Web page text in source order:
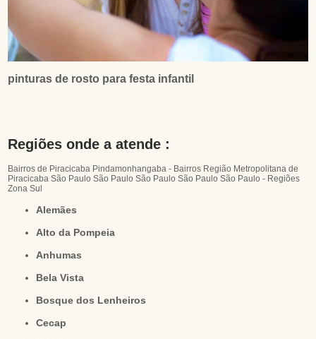
pinturas de rosto para festa infantil
Regiões onde a atende :
Bairros de Piracicaba Pindamonhangaba - Bairros Região Metropolitana de
Piracicaba São Paulo São Paulo São Paulo São PauloSão Paulo - Regiões
Zona Sul
Alemães
Alto da Pompeia
Anhumas
Bela Vista
Bosque dos Lenheiros
Cecap